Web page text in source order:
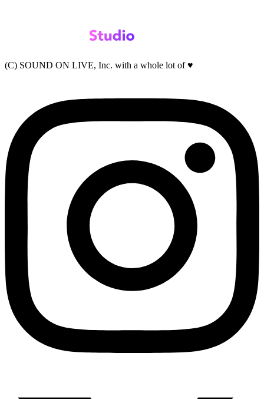
(C) SOUND ON LIVE, Inc. with a whole lot of ♥